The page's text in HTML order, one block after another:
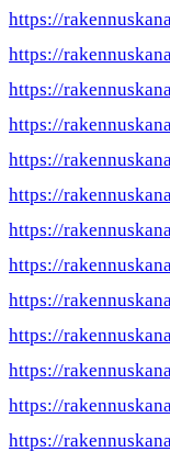
https://
https://
https://
https://
https://
https://
https://
https://
https://
https://
https://
https://
https://